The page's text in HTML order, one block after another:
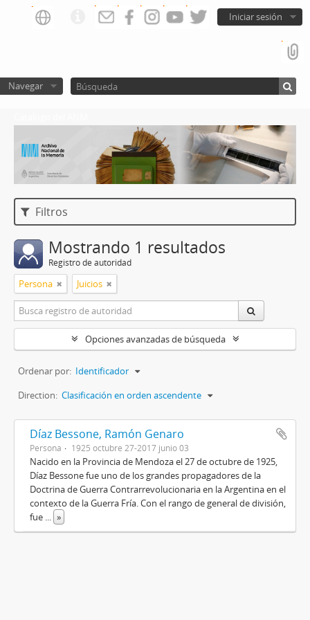
Iniciar sesión
Navegar
Filtros
Mostrando 1 resultados
Registro de autoridad
Persona Juicios
Opciones avanzadas de búsqueda
Ordenar por: Identificador
Direction: Clasificación en orden ascendente
Díaz Bessone, Ramón Genaro
Persona 1925 octubre 27-2017 junio 03
Nacido en la Provincia de Mendoza el 27 de octubre de 1925,
Díaz Bessone fue uno de los grandes propagadores de la
Doctrina de Guerra Contrarrevolucionaria en la Argentina en el
contexto de la Guerra Fría. Con el rango de general de división,
fue ... »